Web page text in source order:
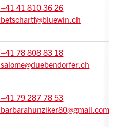
+41 41 810 36 26
betschartf@bluewin.ch
+41 78 808 83 18
salome@duebendorfer.ch
+41 79 287 78 53
barbarahunziker80@gmail.com